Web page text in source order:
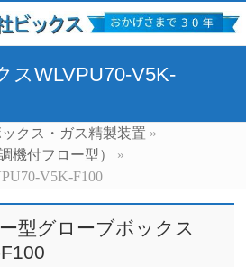
スWLVPU70-V5K-
クス・ガス精製装置 »
機付フロー型）
»
V5K-F100
型グローブボックス